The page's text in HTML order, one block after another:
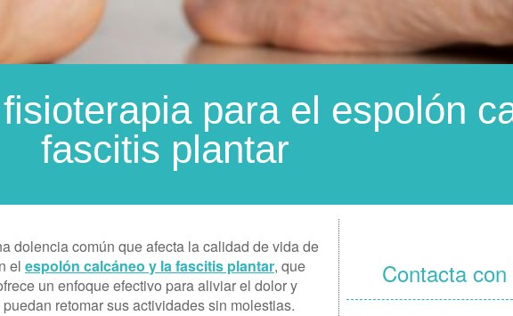
para el espolón
fascitis plantar
dolencia común que afecta la calidad de vida de
el espolón calcáneo y la fascitis plantar, que
un enfoque efectivo para aliviar el dolor y
retomar sus actividades sin molestias.
Contacta